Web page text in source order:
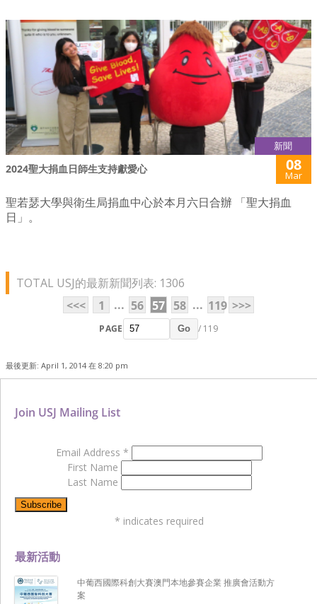
新聞
2024聖大捐血日師生支持獻愛心 08
Mar
聖若瑟大學與衛生局捐血中心於本月六日合辦 「聖大捐血
日」。
TOTAL USJ的最新新聞列表: 1306
<<<
1 ... 56 57 58 ... 119 >>>
PAGE Go / 119
最後更新: April 1, 2014 在 8:20 pm
最新活動
中葡西國際科創大賽澳門本地參賽企業 推廣會活動方
案
Join USJ Mailing List
Email Address *
First Name
Last Name
* indicates required